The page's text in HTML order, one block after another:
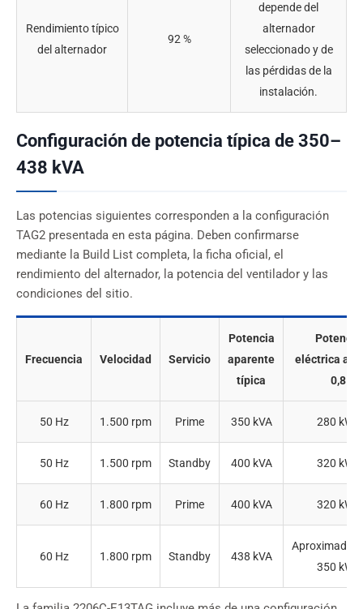
Rendimiento típico
del alternador
92 %
depende del
alternador
seleccionado y de
las pérdidas de la
instalación.
Configuración de potencia típica de 350–
438 kVA
Las potencias siguientes corresponden a la configuración
TAG2 presentada en esta página. Deben confirmarse
mediante la Build List completa, la ficha oficial, el
rendimiento del alternador, la potencia del ventilador y las
condiciones del sitio.
Frecuencia Velocidad Servicio
Potencia
aparente
típica
Potencia
eléctrica a
0,8
50 Hz 1.500 rpm Prime 350 kVA 280 kWe
50 Hz 1.500 rpm Standby 400 kVA 320 kWe
60 Hz 1.800 rpm Prime 400 kVA 320 kWe
60 Hz 1.800 rpm Standby 438 kVA
350 kWe